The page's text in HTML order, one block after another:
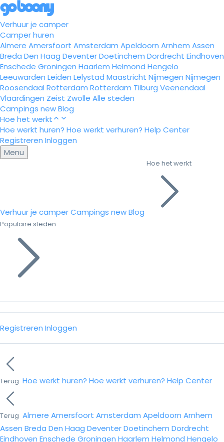
Verhuur je camper
Camper huren
Almere Amersfoort Amsterdam Apeldoorn Arnhem Assen
Breda Den Haag DeventerDoetinchem Dordrecht Eindhoven
Enschede Groningen Haarlem Helmond Hengelo
Leeuwarden Leiden Lelystad Maastricht Nijmegen Nijmegen
Roosendaal Rotterdam Rotterdam Tilburg Veenendaal
Vlaardingen Zeist Zwolle Alle steden
Campings newBlog
Hoe het werkt
Hoe werkt huren? Hoe werkt verhuren? Help Center
Registreren Inloggen
Menu
Verhuur je camperCampings newBlog
Hoe het werkt
Populaire steden
Registreren Inloggen
Terug Hoe werkt huren? Hoe werkt verhuren? Help Center
Terug Almere Amersfoort Amsterdam Apeldoorn Arnhem
Assen Breda Den Haag DeventerDoetinchem Dordrecht
Eindhoven Enschede Groningen Haarlem Helmond Hengelo